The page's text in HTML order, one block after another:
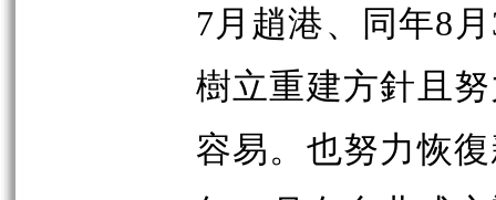
7 月趙港、同年8 月
樹立重建方針且
容易。也努力恢